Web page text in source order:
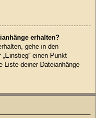
erhalten?
gehe in den
einen Punkt
Liste deiner Dateianhänge